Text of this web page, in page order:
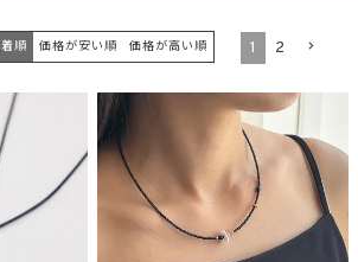
表示しない
順 価格が安い順 価格が高い順 1 2